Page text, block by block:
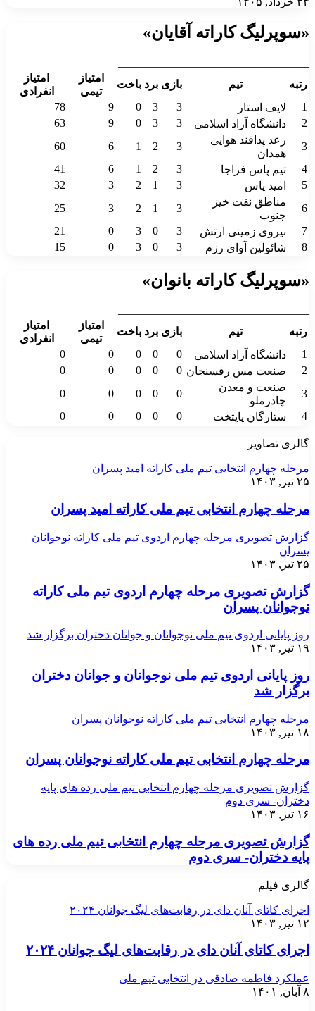
«سوپرلیگ کاراته آقایان»
رتبه
تیم بازی برد باخت
امتیاز
تیمی
امتیاز
انفرادی
1
لایف استار 3
3
0
9
78
2
دانشگاه آزاد اسلامی 3
3
0
9
63
3
رعد پدافند هوایی
همدان
3
2
1
6
60
4
تیم پاس فراجا 3
2
1
6
41
5
امید پاس 3
1
2
3
32
6
مناطق نفت خیز
جنوب
3
1
2
3
25
7
نیروی زمینی ارتش 3
0
3
0
21
8
شائولین آوای رزم 3
0
3
0
15
«سوپرلیگ کاراته بانوان»
رتبه
تیم بازی برد باخت
امتیاز
تیمی
امتیاز
انفرادی
1
دانشگاه آزاد اسلامی 0
0
0
0
0
2
صنعت مس رفسنجان 0
0
0
0
0
3
صنعت و معدن
چادرملو
0
0
0
0
0
4
ستارگان پایتخت 0
0
0
0
0
گالری تصاویر
مرحله چهارم انتخابی تیم ملی کاراته امید پسران
۲۵ تیر, ۱۴۰۳
مرحله چهارم انتخابی تیم ملی کاراته امید پسران
گزارش تصویری مرحله چهارم اردوی تیم ملی کاراته نوجوانان
پسران
۲۵ تیر, ۱۴۰۳
گزارش تصویری مرحله چهارم اردوی تیم ملی کاراته
نوجوانان پسران
روز پایانی اردوی تیم ملی نوجوانان و جوانان دختران برگزار شد
۱۹ تیر, ۱۴۰۳
روز پایانی اردوی تیم ملی نوجوانان و جوانان دختران
برگزار شد
مرحله چهارم انتخابی تیم ملی کاراته نوجوانان پسران
۱۸ تیر, ۱۴۰۳
مرحله چهارم انتخابی تیم ملی کاراته نوجوانان پسران
گزارش تصویری مرحله چهارم انتخابی تیم ملی رده های پایه
دختران- سری دوم
۱۶ تیر, ۱۴۰۳
گزارش تصویری مرحله چهارم انتخابی تیم ملی رده های
پایه دختران- سری دوم
گالری فیلم
اجرای کاتای آنان دای در رقابت‌های لیگ جوانان ۲۰۲۴
۱۲ تیر, ۱۴۰۳
اجرای کاتای آنان دای در رقابت‌های لیگ جوانان ۲۰۲۴
عملکرد فاطمه صادقی در انتخابی تیم ملی
۸ آبان, ۱۴۰۱